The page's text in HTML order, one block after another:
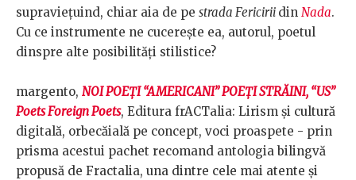
supraviețuind, chiar aia de pe strada Fericirii din Nada.
Cu ce instrumente ne cucerește ea, autorul, poetul
dinspre alte posibilități stilistice?
margento, NOI POEȚI “AMERICANI” POEȚI STRĂINI, “US”
Poets Foreign Poets, Editura frACTalia: Lirism și cultură
digitală, orbecăială pe concept, voci proaspete - prin
prisma acestui pachet recomand antologia bilingvă
propusă de Fractalia, una dintre cele mai atente și